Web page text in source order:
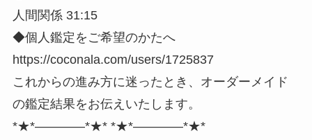
人間関係 31:15
◆個人鑑定をご希望のかたへ
https://coconala.com/users/1725837
これからの進み方に迷ったとき、オーダーメイド
の鑑定結果をお伝えいたします。
*★*――――*★* *★*――――*★*